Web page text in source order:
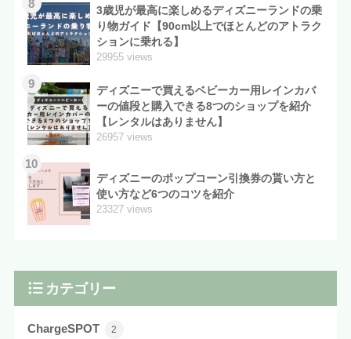
8
3歳児が最高に楽しめるディズニーランドの乗
り物ガイド【90cm以上でほとんどのアトラク
ションに乗れる】
29955 views
9
ディズニーで買えるベビーカー用レインカバ
ーの値段と購入できる8つのショップを紹介
【レンタルはありません】
26957 views
10
ディズニーのポップコーン引換券の貰い方と
使い方など6つのコツを紹介
23327 views
カテゴリー
ChargeSPOT 2